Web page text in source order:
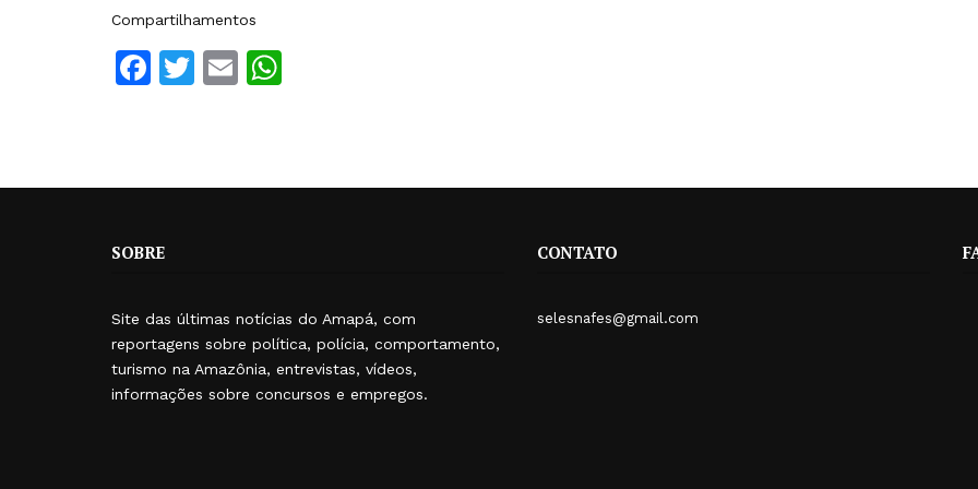
Compartilhamentos
Facebook
Twitter
Email
SOBRE
Site das últimas notícias do Amapá, com
reportagens sobre política, polícia, comportamento,
turismo na Amazônia, entrevistas, vídeos,
informações sobre concursos e empregos.
CONTATO
selesnafes@gmail.com